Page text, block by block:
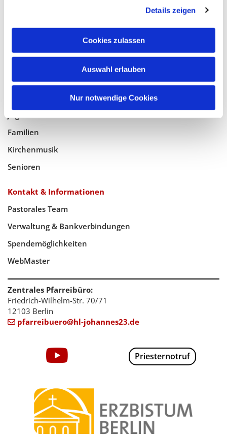
Details zeigen
Cookies zulassen
Auswahl erlauben
Nur notwendige Cookies
Geistlicher Raum
Taufe, Kommunion & Trauung
Familien
Kirchenmusik
Senioren
Kontakt & Informationen
Pastorales Team
Verwaltung & Bankverbindungen
Spendemöglichkeiten
WebMaster
Zentrales Pfarreibüro:
Friedrich-Wilhelm-Str. 70/71
12103 Berlin
 pfarreibuero@hl-johannes23.de
Priesternotruf